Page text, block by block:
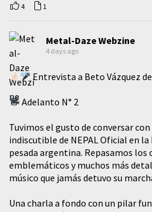
4 1
Metal-Daze Webzine
4 days ago
Entrevista a Beto Vázquez
Adelanto N° 2
Tuvimos el gusto de conversar
indiscutible de NEPAL Oficial en
pesada argentina. Repasamos los
emblemáticos y muchos más
músico que jamás detuvo su
​Una charla a fondo con un pilar